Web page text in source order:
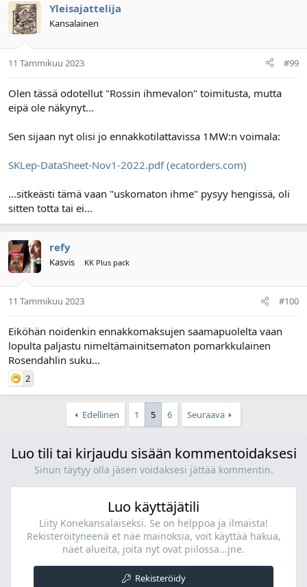
Yleisajattelija
Kansalainen
11 Tammikuu 2023 #99
Olen tässä odotellut "Rossin ihmevalon" toimitusta, mutta
eipä ole näkynyt...
Sen sijaan nyt olisi jo ennakkotilattavissa 1MW:n voimala:
SKLep-DataSheet-Nov1-2022.pdf (ecatorders.com)
...sitkeästi tämä vaan "uskomaton ihme" pysyy hengissä, oli
sitten totta tai ei...
refy
Kasvis KK Plus pack
11 Tammikuu 2023 #100
Eiköhän noidenkin ennakkomaksujen saamapuolelta vaan
lopulta paljastu nimeltämainitsematon pomarkkulainen
Rosendahlin suku...
2
Edellinen 1 5 6 Seuraava
Luo tili tai kirjaudu sisään kommentoidaksesi
Sinun täytyy olla jäsen voidaksesi jättää kommentin.
Luo käyttäjätili
Liity Konekansalaiseksi. Se on helppoa ja ilmaista!
Rekisteröityneenä et näe mainoksia, voit käyttää hakua,
näet alueita, joita nyt ovat piilossa...jne.
Rekisteröidy